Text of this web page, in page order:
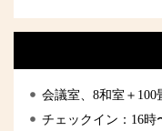
会議室、8和室＋100
チェックイン：16時